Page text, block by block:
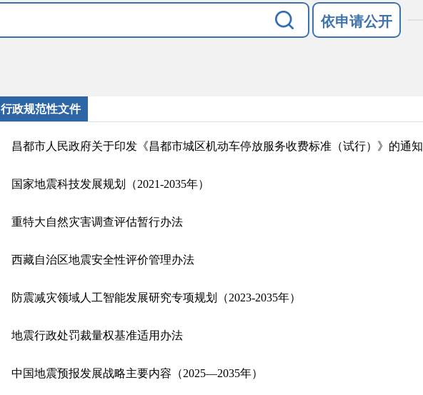
依申请公开
行政规范性文件
昌都市人民政府关于印发《昌都市城区机动车停放服务收费标准（试行）》的通知
国家地震科技发展规划（2021-2035年）
重特大自然灾害调查评估暂行办法
西藏自治区地震安全性评价管理办法
防震减灾领域人工智能发展研究专项规划（2023-2035年）
地震行政处罚裁量权基准适用办法
中国地震预报发展战略主要内容（2025—2035年）